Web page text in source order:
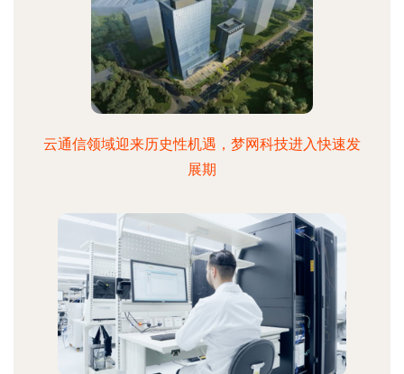
云通信领域迎来历史性机遇，梦网科技进入快速发
展期